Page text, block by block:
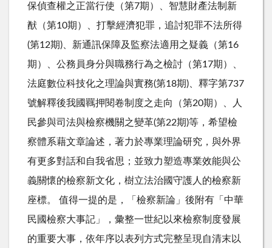
保偵查權之正當行使（第7期）、智慧財產法制新
猷（第10期）、打擊經濟犯罪，追討犯罪不法所得
(第12期)、新通訊保障及監察法適用之疑義（第16
期）、公務員身分與職務行為之檢討（第17期）、
法庭數位科技化之理論與實務(第18期)、釋字第737
號解釋後我國羈押閱卷制度之走向（第20期）、人
民參與司法與檢察機關之變革(第22期)等，希望檢
察體系藉文章論述，著力於專業理論研究，與外界
有更多對話和自我省思；並致力塑造專業效能與公
義關懷的檢察新文化，樹立法治國守護人的檢察新
座標。 值得一提的是，「檢察新論」後附有「中華
民國檢察大事記」，彙整一世紀以來檢察制度發展
的重要大事，依年序以表列方式完整呈現自清末以